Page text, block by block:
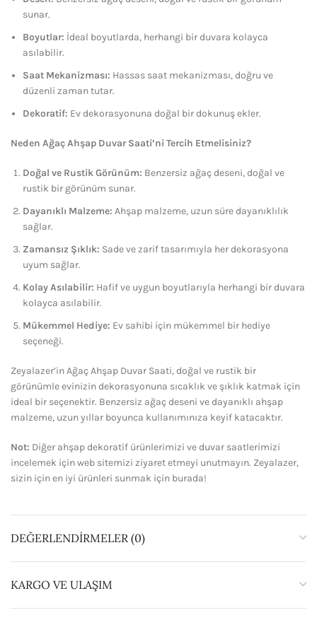
sunar.
Boyutlar: İdeal boyutlarda, herhangi bir duvara kolayca
asılabilir.
Saat Mekanizması: Hassas saat mekanizması, doğru ve
düzenli zaman tutar.
Dekoratif: Ev dekorasyonuna doğal bir dokunuş ekler.
Neden Ağaç Ahşap Duvar Saati’ni Tercih Etmelisiniz?
Doğal ve Rustik Görünüm: Benzersiz ağaç deseni, doğal ve
rustik bir görünüm sunar.
Dayanıklı Malzeme: Ahşap malzeme, uzun süre dayanıklılık
sağlar.
Zamansız Şıklık: Sade ve zarif tasarımıyla her dekorasyona
uyum sağlar.
Kolay Asılabilir: Hafif ve uygun boyutlarıyla herhangi bir duvara
kolayca asılabilir.
Mükemmel Hediye: Ev sahibi için mükemmel bir hediye
seçeneği.
Zeyalazer’in Ağaç Ahşap Duvar Saati, doğal ve rustik bir
görünümle evinizin dekorasyonuna sıcaklık ve şıklık katmak için
ideal bir seçenektir. Benzersiz ağaç deseni ve dayanıklı ahşap
malzeme, uzun yıllar boyunca kullanımınıza keyif katacaktır.
Not: Diğer ahşap dekoratif ürünlerimizi ve duvar saatlerimizi
incelemek için web sitemizi ziyaret etmeyi unutmayın. Zeyalazer,
sizin için en iyi ürünleri sunmak için burada!
DEĞERLENDIRMELER (0)
KARGO VE ULAŞIM